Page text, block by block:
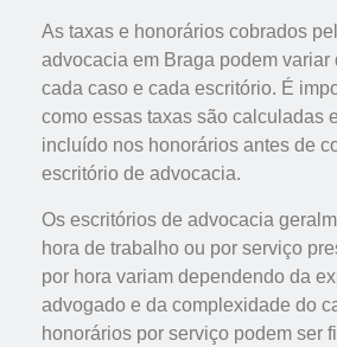
As taxas e honorários cobrados
advocacia em Braga podem variar
cada caso e cada escritório. É
como essas taxas são calculadas
incluído nos honorários antes de
escritório de advocacia.
Os escritórios de advocacia
hora de trabalho ou por serviço
por hora variam dependendo da
advogado e da complexidade do
honorários por serviço podem ser